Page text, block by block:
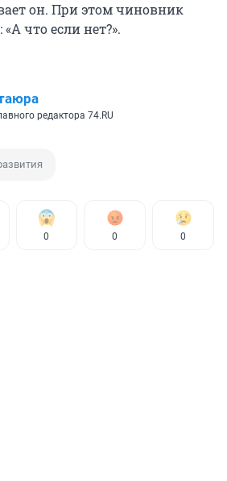
он. При этом чиновник
что если нет?».
редактора 74.RU
0 0 0